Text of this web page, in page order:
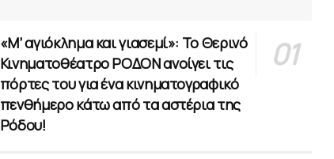
«Μ’ αγιόκλημα και γιασεμί»: Το Θερινό
Κινηματοθέατρο ΡΟΔΟΝ ανοίγει τις
πόρτες του για ένα κινηματογραφικό
πενθήμερο κάτω από τα αστέρια της
Ρόδου!